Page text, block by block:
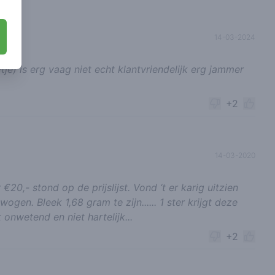
14-03-2024
is erg vaag niet echt klantvriendelijk erg jammer
+2
14-03-2020
€20,- stond op de prijslijst. Vond ‘t er karig uitzien
Bleek 1,68 gram te zijn...... 1 ster krijgt deze
en niet hartelijk...
+2